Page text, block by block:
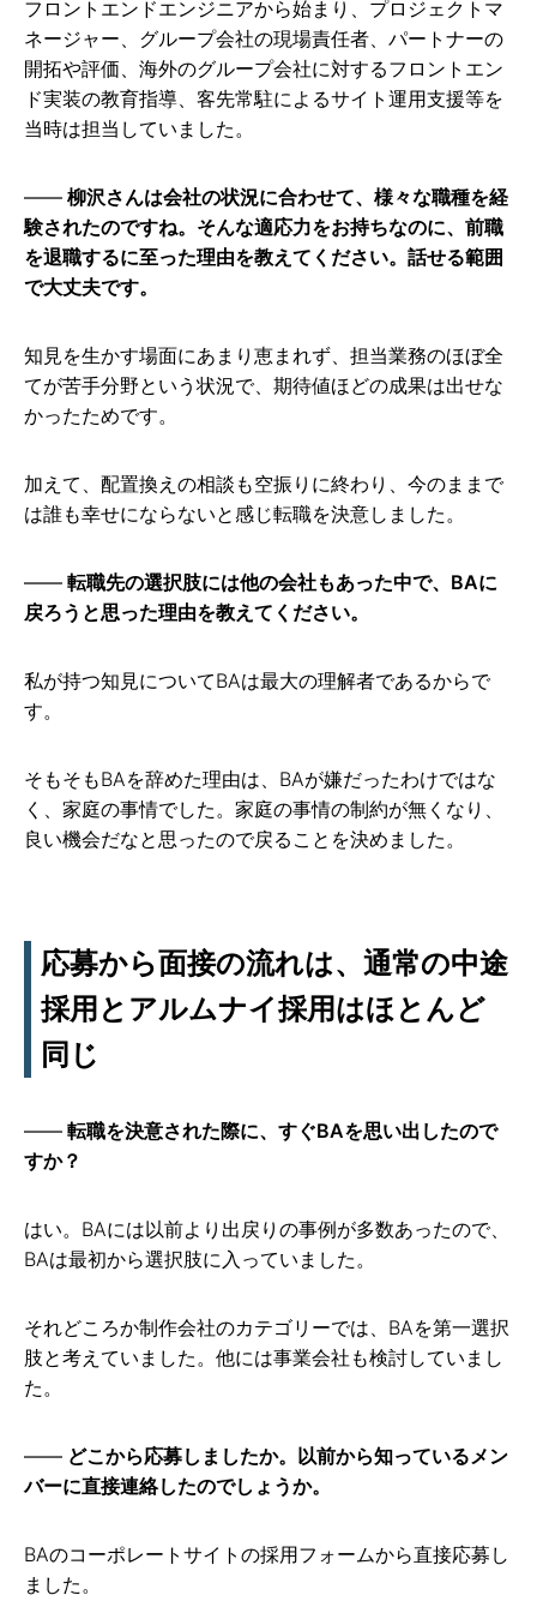
フロントエンドエンジニアから始まり、プロジェクトマ
ネージャー、グループ会社の現場責任者、パートナーの
開拓や評価、海外のグループ会社に対するフロントエン
ド実装の教育指導、客先常駐によるサイト運用支援等を
当時は担当していました。
柳沢さんは会社の状況に合わせて、様々な職種を経
験されたのですね。そんな適応力をお持ちなのに、前職
を退職するに至った理由を教えてください。話せる範囲
で大丈夫です。
知見を生かす場面にあまり恵まれず、担当業務のほぼ全
てが苦手分野という状況で、期待値ほどの成果は出せな
かったためです。
加えて、配置換えの相談も空振りに終わり、今のままで
は誰も幸せにならないと感じ転職を決意しました。
転職先の選択肢には他の会社もあった中で、BAに
戻ろうと思った理由を教えてください。
私が持つ知見についてBAは最大の理解者であるからで
す。
そもそもBAを辞めた理由は、BAが嫌だったわけではな
く、家庭の事情でした。家庭の事情の制約が無くなり、
良い機会だなと思ったので戻ることを決めました。
応募から面接の流れは、通常の中途
採用とアルムナイ採用はほとんど
同じ
転職を決意された際に、すぐBAを思い出したので
すか？
はい。BAには以前より出戻りの事例が多数あったので、
BAは最初から選択肢に入っていました。
それどころか制作会社のカテゴリーでは、BAを第一選択
肢と考えていました。他には事業会社も検討していまし
た。
どこから応募しましたか。以前から知っているメン
バーに直接連絡したのでしょうか。
BAのコーポレートサイトの採用フォームから直接応募し
ました。